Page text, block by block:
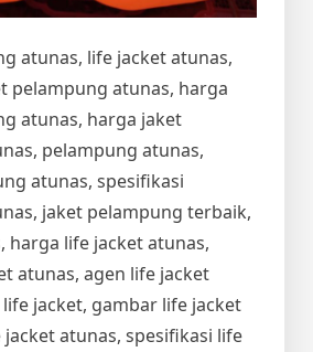
atunas, life jacket atunas,
pelampung atunas, harga
atunas, harga jaket
pelampung atunas,
atunas, spesifikasi
jaket pelampung terbaik,
harga life jacket atunas,
atunas, agen life jacket
jacket, gambar life jacket
atunas, spesifikasi life